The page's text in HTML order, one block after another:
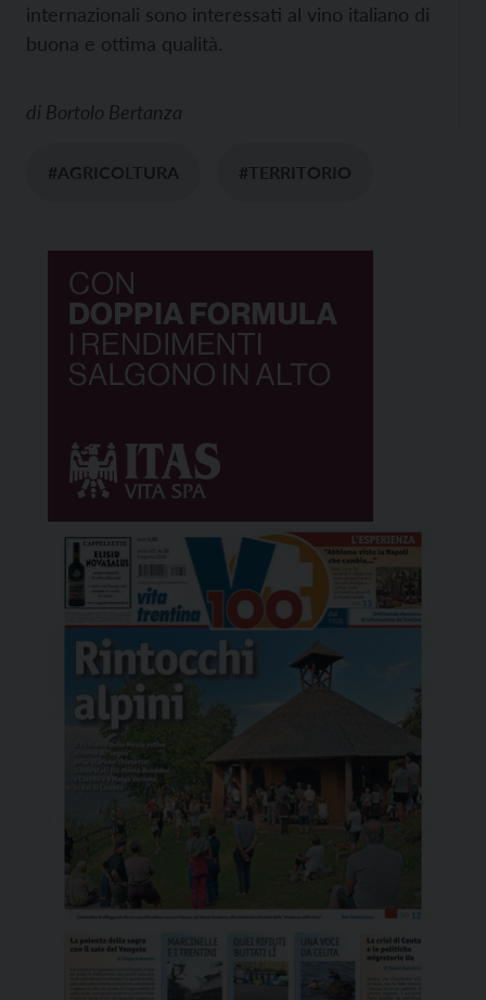
internazionali sono interessati al vino italiano di
buona e ottima qualità.
di Bortolo Bertanza
#AGRICOLTURA #TERRITORIO